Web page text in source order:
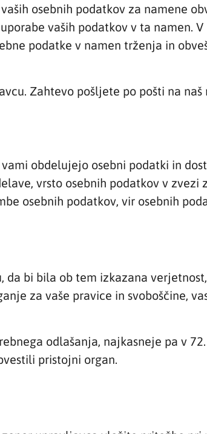
osebnih podatkov za namene
vaših podatkov v ta namen.
podatke v namen trženja in
Zahtevo pošljete po pošti na naš
obdelujejo osebni podatki in
vrsto osebnih podatkov v zvezi
osebnih podatkov, vir osebnih
da bi bila ob tem izkazana
za vaše pravice in svoboščine,
odlašanja, najkasneje pa v
pristojni organ.